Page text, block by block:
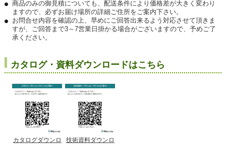
商品のみの御見積についても、配送条件により価格差が大きく変わり
ますので、必ずお届け場所の詳細ご住所をご案内下さい。
お問合せ内容を確認の上、早めにご回答出来るよう対応させて頂きま
すが、ご回答まで3～7営業日掛かる場合がございますので、予めご了
承ください。
カタログ・資料ダウンロードはこちら
カタログダウンロ
技術資料ダウンロ